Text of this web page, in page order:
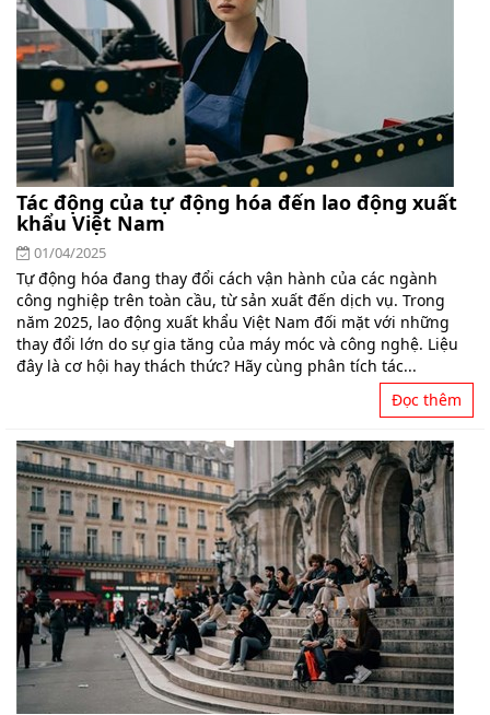
Tác động của tự động hóa đến lao động xuất
khẩu Việt Nam
01/04/2025
Tự động hóa đang thay đổi cách vận hành của các ngành
công nghiệp trên toàn cầu, từ sản xuất đến dịch vụ. Trong
năm 2025, lao động xuất khẩu Việt Nam đối mặt với những
thay đổi lớn do sự gia tăng của máy móc và công nghệ. Liệu
đây là cơ hội hay thách thức? Hãy cùng phân tích tác...
Đọc thêm